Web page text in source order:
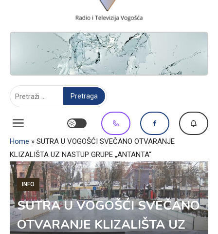
RADIO TELEVIZIJA VOGOŠĆA
Home » SUTRA U VOGOŠĆI SVEČANO OTVARANJE
KLIZALIŠTA UZ NASTUP GRUPE „ANTANTA“
INFO
SUTRA U VOGOŠĆI SVEČANO
OTVARANJE KLIZALIŠTA UZ